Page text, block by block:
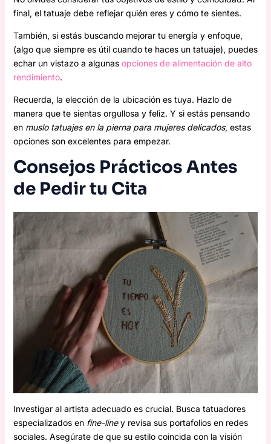
final, el tatuaje debe reflejar quién eres y cómo te sientes.
También, si estás buscando mejorar tu energía y enfoque,
(algo que siempre es útil cuando te haces un tatuaje), puedes
echar un vistazo a algunas opciones de alimentación de alto
rendimiento.
Recuerda, la elección de la ubicación es tuya. Hazlo de
manera que te sientas orgullosa y feliz. Y si estás pensando
en muslo tatuajes en la pierna para mujeres delicados, estas
opciones son excelentes para empezar.
Consejos Prácticos Antes
de Pedir tu Cita
Investigar al artista adecuado es crucial. Busca tatuadores
especializados en fine-liney revisa sus portafolios en redes
sociales. Asegúrate de que su estilo coincida con la visión